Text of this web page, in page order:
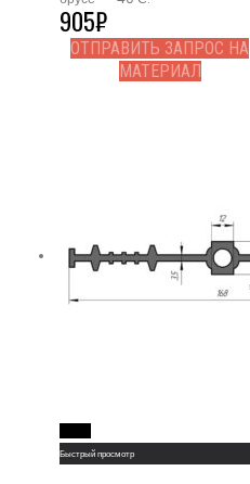
905₽
ОТПРАВИТЬ ЗАПРОС НА
МАТЕРИАЛ
Быстрый просмотр